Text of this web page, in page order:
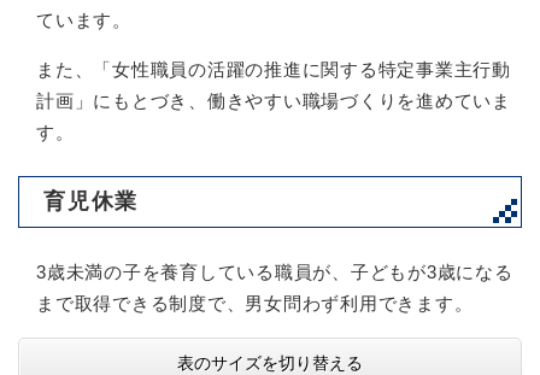
ています。
また、「女性職員の活躍の推進に関する特定事業主行動
計画」にもとづき、働きやすい職場づくりを進めていま
す。
育児休業
3歳未満の子を養育している職員が、子どもが3歳になる
まで取得できる制度で、男女問わず利用できます。​
表のサイズを切り替える